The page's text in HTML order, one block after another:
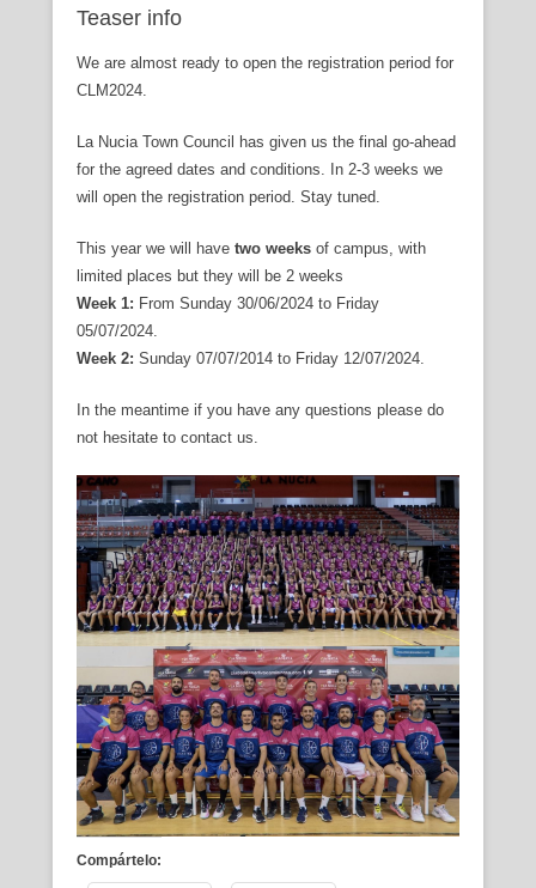
Teaser info
We are almost ready to open the registration period for
CLM2024.
La Nucia Town Council has given us the final go-ahead
for the agreed dates and conditions. In 2-3 weeks we
will open the registration period. Stay tuned.
This year we will have two weeks of campus, with
limited places but they will be 2 weeks
Week 1: From Sunday 30/06/2024 to Friday
05/07/2024.
Week 2: Sunday 07/07/2014 to Friday 12/07/2024.
In the meantime if you have any questions please do
not hesitate to contact us.
Compártelo: